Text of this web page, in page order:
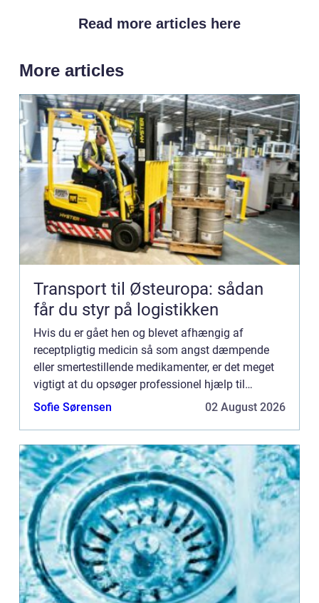
Read more articles here
More articles
Transport til Østeuropa: sådan
får du styr på logistikken
Hvis du er gået hen og blevet afhængig af
receptpligtig medicin så som angst dæmpende
eller smertestillende medikamenter, er det meget
vigtigt at du opsøger professionel hjælp til
afvænning. Mange af disse præparater – for
Sofie Sørensen 02 August 2026